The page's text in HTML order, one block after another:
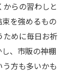
らの習わしと
を強めるもの
ために毎日お祈
、市販の神棚
方も多いかも